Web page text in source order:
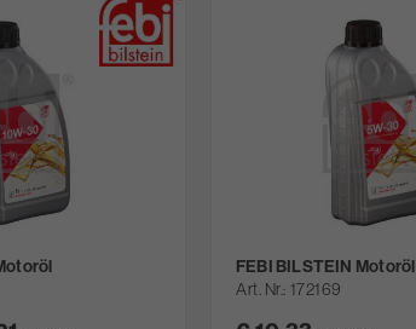
FEBI BILSTEIN Motoröl
Art. Nr. 172169